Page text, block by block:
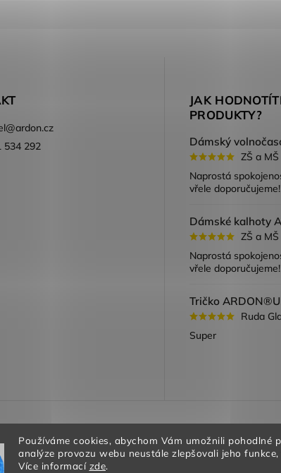
Používáme cookies, abychom Vám umožnili pohodlné
analýze provozu webu neustále zlepšovali jeho
Více informací zde.
@ardon.cz
534 292
JAK
PRODUKTY?
ZŠ a
Naprostá
vřele doporučujeme!
ZŠ a
Naprostá
vřele doporučujeme!
Ruda
Super